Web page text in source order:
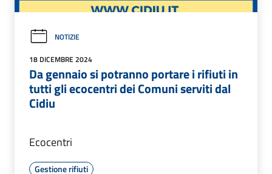
NOTIZIE
18 DICEMBRE 2024
Da gennaio si potranno portare i rifiuti in
tutti gli ecocentri dei Comuni serviti dal
Cidiu
Ecocentri
Gestione rifiuti